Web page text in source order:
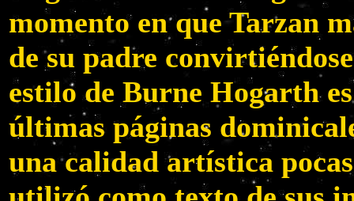
momento en que Tarzan
de su padre
estilo de Burne Hogarth
últimas páginas
una calidad artística